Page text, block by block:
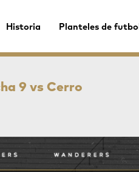
Historia Planteles de futbol
9 vs Cerro